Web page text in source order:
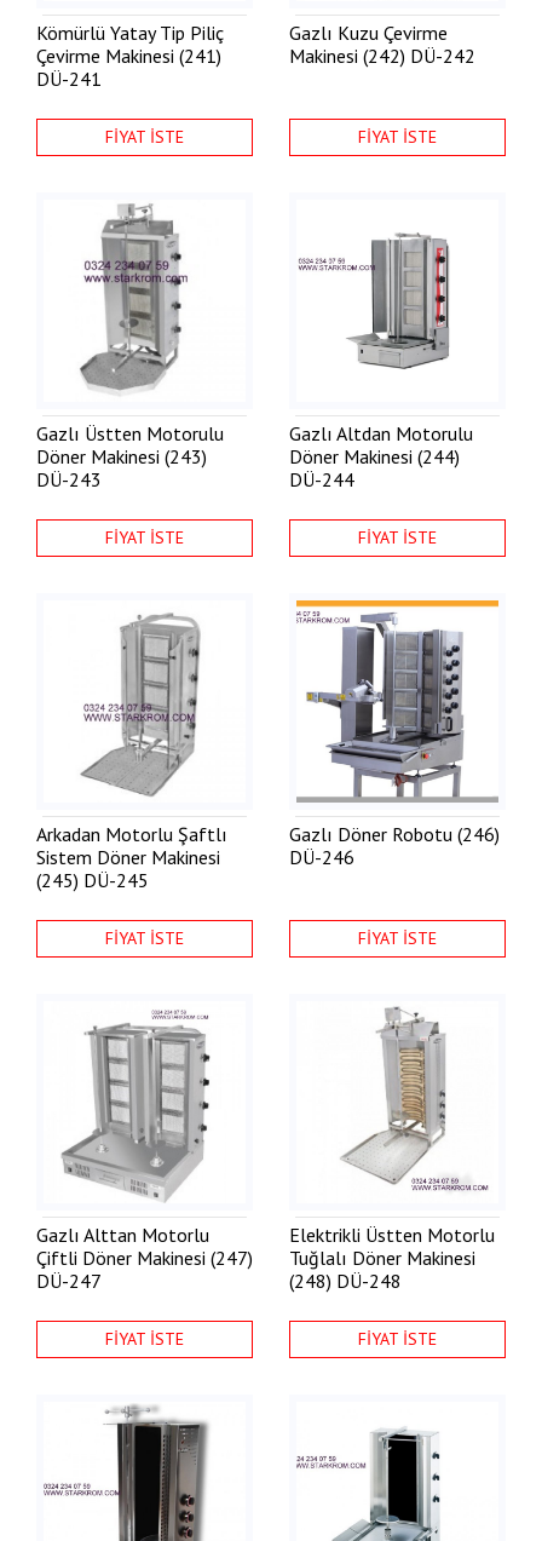
Kömürlü Yatay Tip Piliç
Çevirme Makinesi (241)
DÜ-241
FİYAT İSTE
Gazlı Kuzu Çevirme
Makinesi (242) DÜ-242
FİYAT İSTE
Gazlı Üstten Motorulu
Döner Makinesi (243)
DÜ-243
FİYAT İSTE
Gazlı Altdan Motorulu
Döner Makinesi (244)
DÜ-244
FİYAT İSTE
Arkadan Motorlu Şaftlı
Sistem Döner Makinesi
(245) DÜ-245
FİYAT İSTE
Gazlı Döner Robotu (246)
DÜ-246
FİYAT İSTE
Gazlı Alttan Motorlu
Çiftli Döner Makinesi (247)
DÜ-247
FİYAT İSTE
Elektrikli Üstten Motorlu
Tuğlalı Döner Makinesi
(248) DÜ-248
FİYAT İSTE